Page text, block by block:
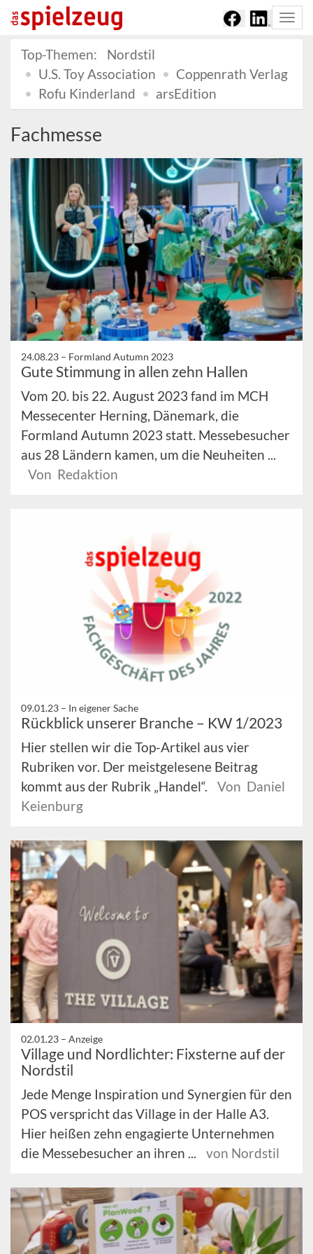
Top-Themen:
Nordstil
U.S. Toy Association
Coppenrath Verlag
Rofu Kinderland
arsEdition
Fachmesse
24.08.23 – Formland Autumn 2023
Gute Stimmung in allen zehn Hallen
Vom 20. bis 22. August 2023 fand im MCH
Messecenter Herning, Dänemark, die
Formland Autumn 2023 statt. Messebesucher
aus 28 Ländern kamen, um die Neuheiten ...
Von Redaktion
09.01.23 – In eigener Sache
Rückblick unserer Branche – KW 1/2023
Hier stellen wir die Top-Artikel aus vier
Rubriken vor. Der meistgelesene Beitrag
kommt aus der Rubrik „Handel“.
Von Daniel
Keienburg
02.01.23 – Anzeige
Village und Nordlichter: Fixsterne auf der
Nordstil
Jede Menge Inspiration und Synergien für den
POS verspricht das Village in der Halle A3.
Hier heißen zehn engagierte Unternehmen
die Messebesucher an ihren ...
von Nordstil